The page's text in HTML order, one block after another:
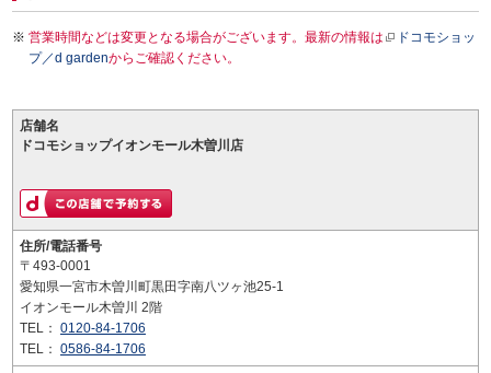
営業時間などは変更となる場合がございます。最新の情報は
ドコモショッ
プ／d gardenからご確認ください。
店舗名
ドコモショップイオンモール木曽川店
住所/電話番号
〒493-0001
愛知県一宮市木曽川町黒田字南八ツヶ池25-1
イオンモール木曽川 2階
TEL： 0120-84-1706
TEL： 0586-84-1706